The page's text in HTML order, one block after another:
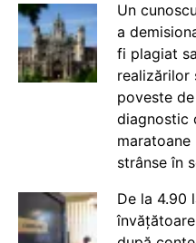
Un
a
fi plagiat
realizărilor
poveste
diagnostic
strânse în
De la 4.90